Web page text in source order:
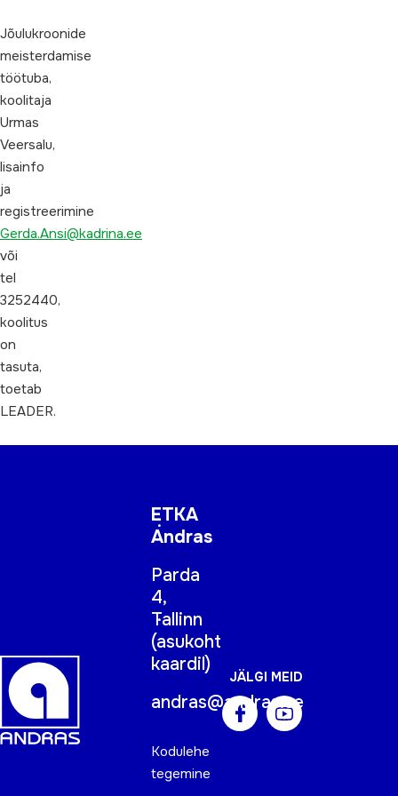
Jõulukroonide
meisterdamise
töötuba,
koolitaja
Urmas
Veersalu,
lisainfo
ja
registreerimine
Gerda.Ansi@kadrina.ee
või
tel
3252440,
koolitus
on
tasuta,
toetab
LEADER.
ETKA
Andras
Parda
4,
Tallinn
(asukoht
kaardil)
andras@andras.ee
Kodulehe
tegemine
JÄLGI MEID